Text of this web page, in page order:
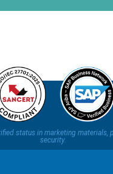
status in marketing
security.